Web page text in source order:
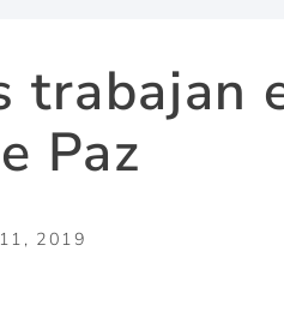
trabajan
Paz
2019